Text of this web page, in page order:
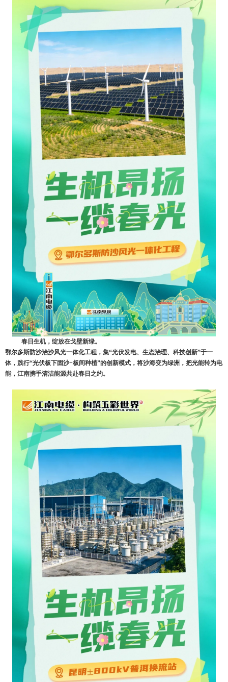
春日生机，绽放在戈壁新绿。
鄂尔多斯防沙治沙风光一体化工程，集“光伏发电、生态治理、科技创新”于一
体，践行“光伏板下固沙+板间种植”的创新模式，将沙海变为绿洲，把光能转为电
能，江南携手清洁能源共赴春日之约。